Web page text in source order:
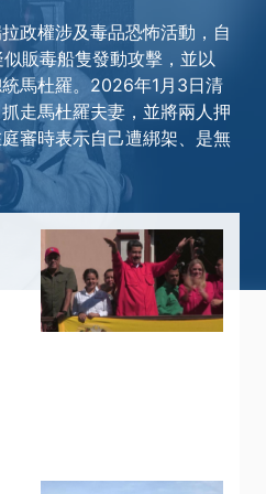
政權涉及毒品恐怖活動，自
販毒船隻發動攻擊，並以
馬杜羅。2026年1月3日清
走馬杜羅夫妻，並將兩人押
審時表示自己遭綁架、是無